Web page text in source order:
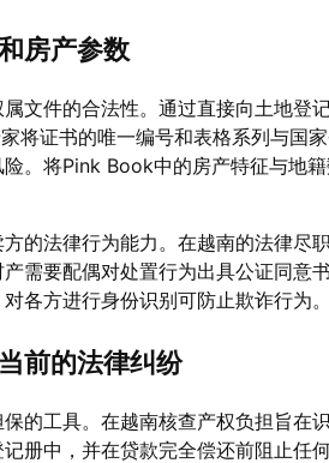
房产参数
文件的合法性。通过直接向土地登
将证书的唯一编号和表格系列与国
。将Pink Book中的房产特征与地
的法律行为能力。在越南的法律尽
需要配偶对处置行为出具公证同意
各方进行身份识别可防止欺诈行为。
前的法律纠纷
的工具。在越南核查产权负担旨在
册中，并在贷款完全偿还前阻止任